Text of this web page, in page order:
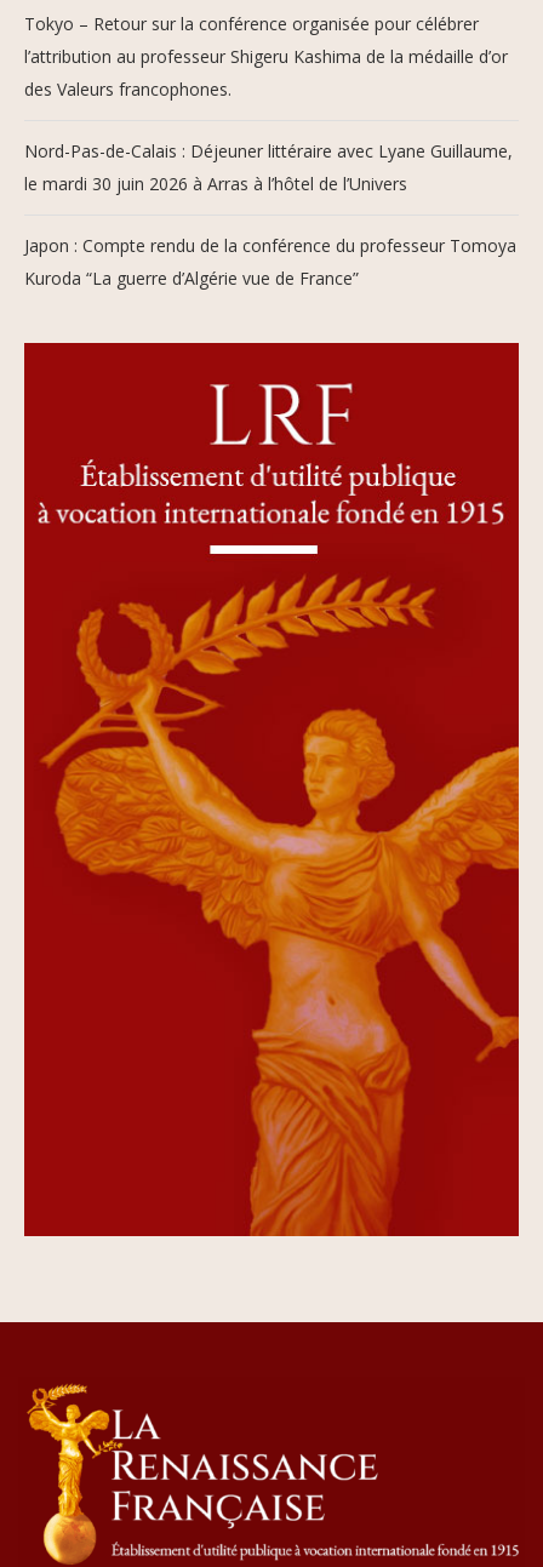
Tokyo – Retour sur la conférence organisée pour célébrer
l’attribution au professeur Shigeru Kashima de la médaille d’or
des Valeurs francophones.
Nord-Pas-de-Calais : Déjeuner littéraire avec Lyane Guillaume,
le mardi 30 juin 2026 à Arras à l’hôtel de l’Univers
Japon : Compte rendu de la conférence du professeur Tomoya
Kuroda “La guerre d’Algérie vue de France”